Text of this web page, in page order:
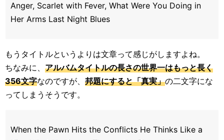
Anger, Scarlet with Fever, What Were You Doing in
Her Arms Last Night Blues
もうタイトルというよりは文章って感じがしますよね。
ちなみに、 アルバムタイトルの長さの世界一はもっと長く
356文字なのですが、 邦題にすると「真実」の二文字にな
ってしまうそうです。
When the Pawn Hits the Conflicts He Thinks Like a